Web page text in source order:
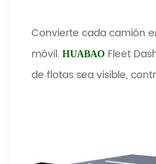
Convierte cada camión
móvil. HUABAO Fleet
de flotas sea visible,